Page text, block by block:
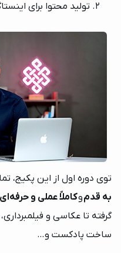
تولید محتوا برای
توی دوره اول از این پکیج،
به قدموکاملاً عملی و حرفه‌ای
گرفته تا عکاسی و
ساخت پادکست و…